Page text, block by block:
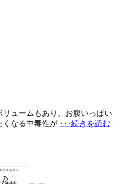
ュームもあり、お腹いっぱい
くなる中毒性が ･･･続きを読む